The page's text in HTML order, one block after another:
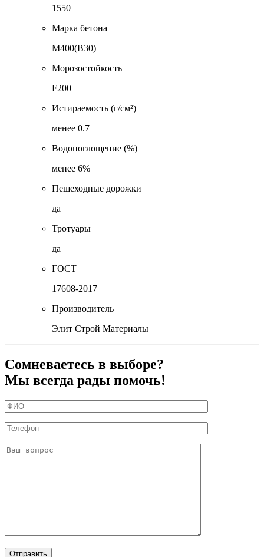
1550
Марка бетона
М400(В30)
Морозостойкость
F200
Истираемость (г/см²)
менее 0.7
Водопоглощение (%)
менее 6%
Пешеходные дорожки
да
Тротуары
да
ГОСТ
17608-2017
Производитель
Элит Строй Материалы
Сомневаетесь в выборе?
Мы всегда рады помочь!